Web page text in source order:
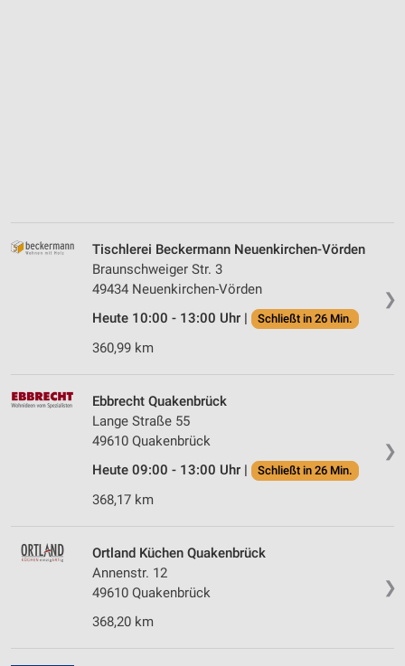
❯
Tischlerei Beckermann Neuenkirchen-Vörden
Braunschweiger Str. 3
49434 Neuenkirchen-Vörden
Heute 10:00 - 13:00 Uhr |
Schließt in 26 Min.
360,99 km
❯
Ebbrecht Quakenbrück
Lange Straße 55
49610 Quakenbrück
Heute 09:00 - 13:00 Uhr |
Schließt in 26 Min.
368,17 km
❯
Ortland Küchen Quakenbrück
Annenstr. 12
49610 Quakenbrück
368,20 km